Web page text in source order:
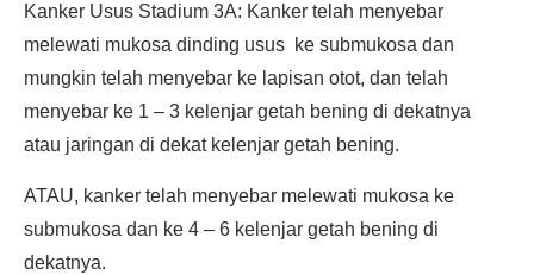
Kanker Usus Stadium 3A: Kanker telah menyebar
melewati mukosa dinding usus ke submukosa dan
mungkin telah menyebar ke lapisan otot, dan telah
menyebar ke 1 – 3 kelenjar getah bening di dekatnya
atau jaringan di dekat kelenjar getah bening.
ATAU, kanker telah menyebar melewati mukosa ke
submukosa dan ke 4 – 6 kelenjar getah bening di
dekatnya.